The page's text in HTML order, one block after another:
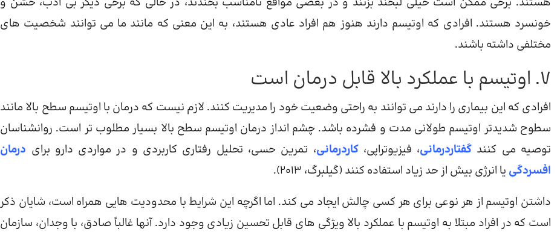
خونسرد هستند. افرادی که اوتیسم دارند هنوز هم افراد عادی هستند، به این معنی که مانند ما می توانند شخصیت های
مختلفی داشته باشند.
7. اوتیسم با عملکرد بالا قابل درمان است
افرادی که این بیماری را دارند می توانند به راحتی وضعیت خود را مدیریت کنند. لازم نیست که درمان با اوتیسم سطح بالا مانند
سطوح شدیدتر اوتیسم طولانی مدت و فشرده باشد. چشم انداز درمان اوتیسم سطح بالا بسیار مطلوب تر است. روانشناسان
توصیه می کنند گفتاردرمانی، فیزیوتراپی،کاردرمانی، تمرین حسی، تحلیل رفتاری کاربردی و در مواردی دارو برای درمان
افسردگی یا انرژی بیش از حد زیاد استفاده کنند (گیلبرگ، 2013).
داشتن اوتیسم از هر نوعی برای هر کسی چالش ایجاد می کند. اما اگرچه این شرایط با محدودیت هایی همراه است، شایان ذکر
است که در افراد مبتلا به اوتیسم با عملکرد بالا ویژگی های قابل تحسین زیادی وجود دارد. آنها غالباً صادق، با وجدان، سازمان